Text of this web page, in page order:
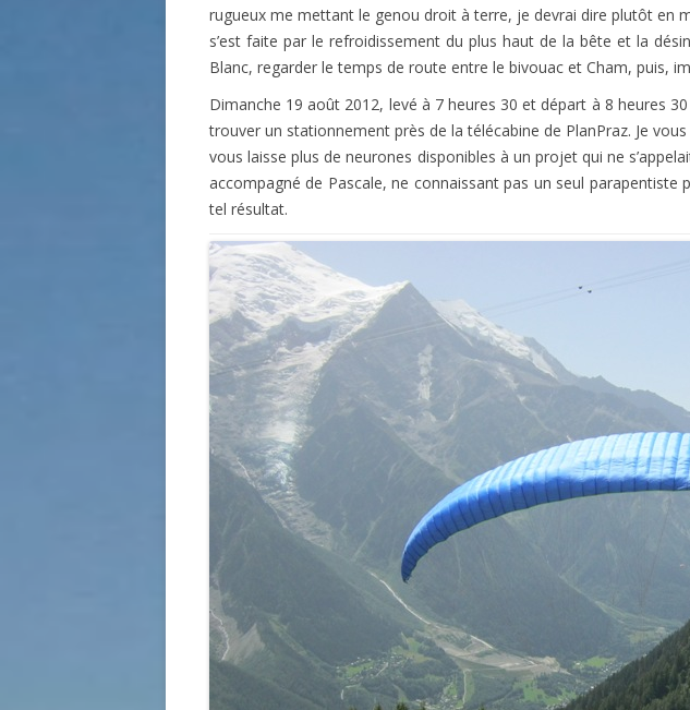
rugueux me mettant le genou droit à terre, je devrai dire plutôt en
s’est faite par le refroidissement du plus haut de la bête et la
Blanc, regarder le temps de route entre le bivouac et Cham, puis,
Dimanche 19 août 2012, levé à 7 heures 30 et départ à 8 heures
trouver un stationnement près de la télécabine de PlanPraz. Je
vous laisse plus de neurones disponibles à un projet qui ne
accompagné de Pascale, ne connaissant pas un seul
tel résultat.